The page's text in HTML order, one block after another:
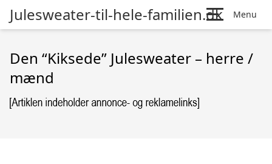
Julesweater-til-hele-familien.dk Menu
Den “Kiksede” Julesweater – herre /
mænd